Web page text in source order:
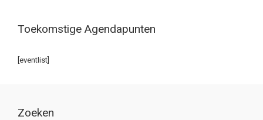
Toekomstige Agendapunten
[eventlist]
Zoeken